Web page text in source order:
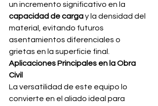
un incremento significativo en la
capacidad de carga y la densidad del
material, evitando futuros
asentamientos diferenciales o
grietas en la superficie final.
Aplicaciones Principales en la Obra
Civil
La versatilidad de este equipo lo
convierte en el aliado ideal para